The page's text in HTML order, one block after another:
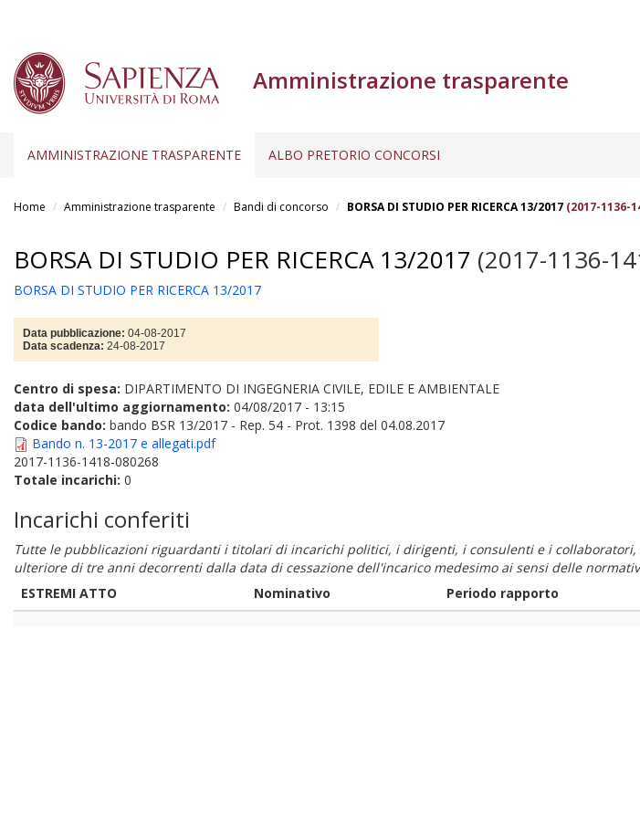
Amministrazione trasparente
AMMINISTRAZIONE TRASPARENTE ALBO PRETORIO CONCORSI
Home Amministrazione trasparente Bandi di concorso BORSA DI STUDIO PER RICERCA 13/2017 (2017-1136-
BORSA DI STUDIO PER RICERCA 13/2017 (2017-1136-
BORSA DI STUDIO PER RICERCA 13/2017
Data pubblicazione: 04-08-2017
Data scadenza: 24-08-2017
Centro di spesa: DIPARTIMENTO DI INGEGNERIA CIVILE, EDILE E AMBIENTALE
data dell'ultimo aggiornamento: 04/08/2017 - 13:15
Codice bando: bando BSR 13/2017 - Rep. 54 - Prot. 1398 del 04.08.2017
Bando n. 13-2017 e allegati.pdf
2017-1136-1418-080268
Totale incarichi: 0
Incarichi conferiti
Tutte le pubblicazioni riguardanti i titolari di incarichi politici, i dirigenti, i consulenti e i
ulteriore di tre anni decorrenti dalla data di cessazione dell'incarico medesimo ai sensi delle
ESTREMI ATTO
Nominativo Periodo rapporto